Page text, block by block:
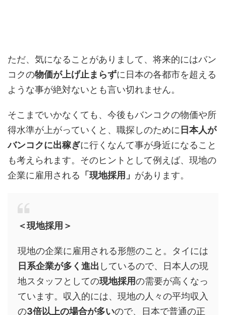
ただ、気になることがありまして、将来的にはバン
コクの物価が上げ止まらずに日本の各都市を超える
ような事が絶対ないとも言い切れません。
そこまでいかなくても、今後もバンコクの物価や所
得水準が上がっていくと、職探しのために 日本人が
バンコクに出稼ぎに行くなんて事が身近になること
も考えられます。そのヒントとして例えば、現地の
企業に雇用される 「現地採用」 があります。
＜現地採用＞
現地の企業に雇用される形態のこと。タイには
日系企業が多く進出 しているので、日本人の現
地スタッフとしての現地採用の需要が高くなっ
ています。収入的には、現地の人々の平均収入
の3倍以上の場合が多いので、日本で普通の正